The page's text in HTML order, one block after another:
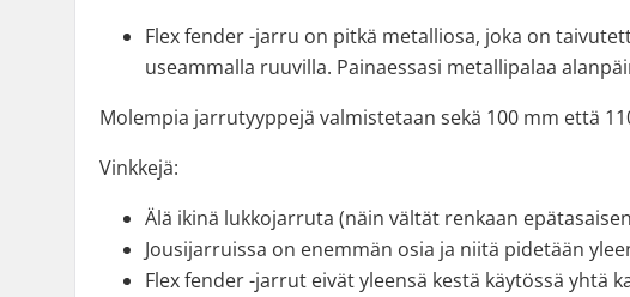
Flex fender -jarru on pitkä metalliosa, joka on
useammalla ruuvilla. Painaessasi metallipalaa
Molempia jarrutyyppejä valmistetaan sekä 100 mm että
Vinkkejä:
Älä ikinä lukkojarruta (näin vältät renkaan
Jousijarruissa on enemmän osia ja niitä pidetään
Flex fender -jarrut eivät yleensä kestä käytössä yhtä